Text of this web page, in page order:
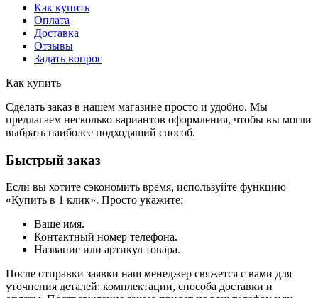
Как купить
Оплата
Доставка
Отзывы
Задать вопрос
Как купить
Сделать заказ в нашем магазине просто и удобно. Мы
предлагаем несколько вариантов оформления, чтобы вы могли
выбрать наиболее подходящий способ.
Быстрый заказ
Если вы хотите сэкономить время, используйте функцию
«Купить в 1 клик». Просто укажите:
Ваше имя.
Контактный номер телефона.
Название или артикул товара.
После отправки заявки наш менеджер свяжется с вами для
уточнения деталей: комплектации, способа доставки и